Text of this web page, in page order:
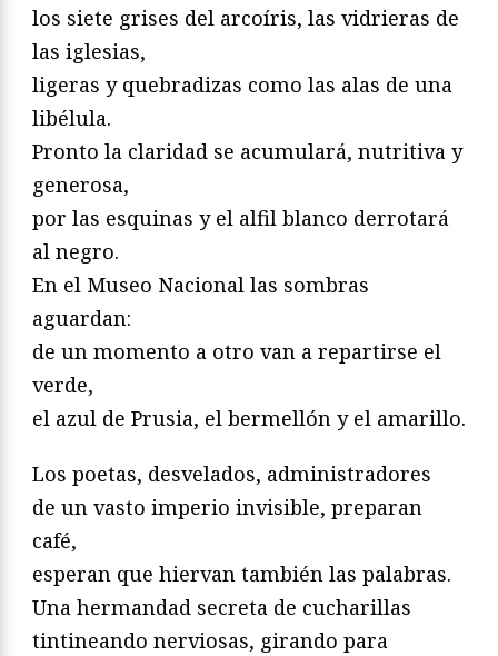
los siete grises del arcoíris, las vidrieras de
las iglesias,
ligeras y quebradizas como las alas de una
libélula.
Pronto la claridad se acumulará, nutritiva y
generosa,
por las esquinas y el alfil blanco derrotará
al negro.
En el Museo Nacional las sombras
aguardan:
de un momento a otro van a repartirse el
verde,
el azul de Prusia, el bermellón y el amarillo.
Los poetas, desvelados, administradores
de un vasto imperio invisible, preparan
café,
esperan que hiervan también las palabras.
Una hermandad secreta de cucharillas
tintineando nerviosas, girando para